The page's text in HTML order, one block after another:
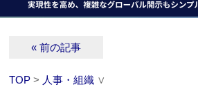
« 前の記事
TOP > 人事・組織 ∨